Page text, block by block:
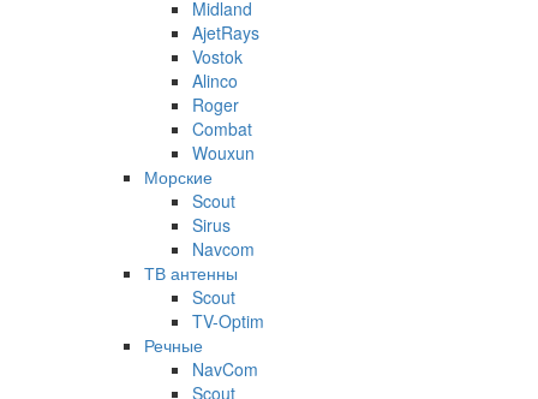
Midland
AjetRays
Vostok
Alinco
Roger
Combat
Wouxun
Морские
Scout
Sirus
Navcom
ТВ антенны
Scout
TV-Optim
Речные
NavCom
Scout